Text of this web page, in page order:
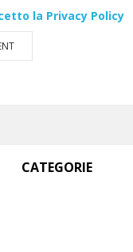
la Privacy Policy
CATEGORIE